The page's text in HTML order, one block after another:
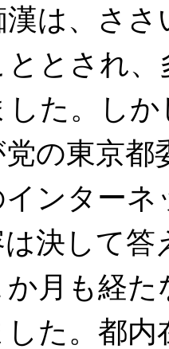
は、ささ
とされ
た。し
の東京都
ンター
決して
月も経
た。都